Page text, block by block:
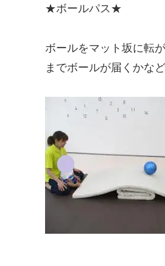
★ボールパス★
ボールをマット坂に転
までボールが届くかな